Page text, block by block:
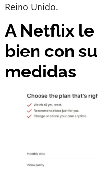
Reino Unido.
A Netflix le
bien con
medidas